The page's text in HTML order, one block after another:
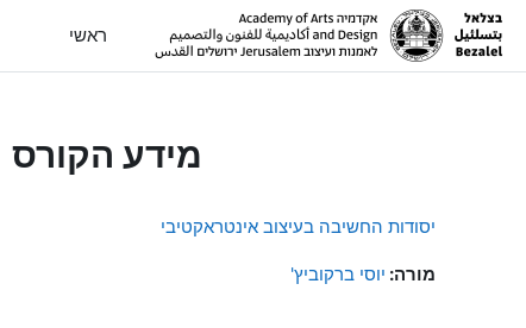
דילוג לתוכן הראשי
ראשי
מידע הקורס
יסודות החשיבה בעיצוב אינטראקטיבי
מורה: יוסי ברקוביץ'